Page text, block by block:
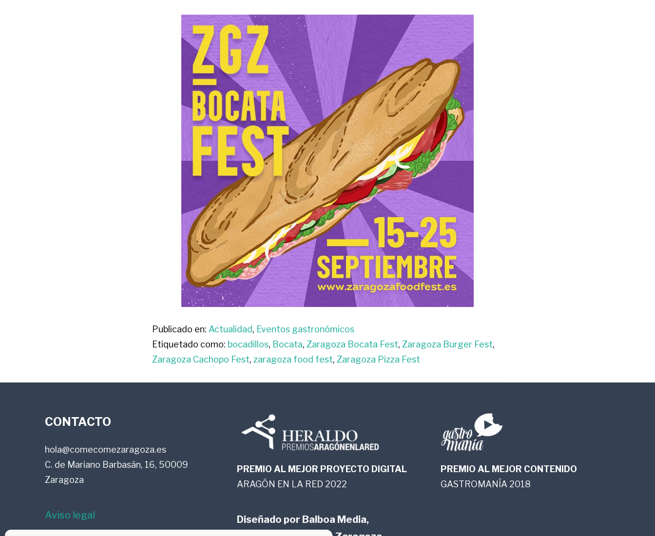
Publicado en: Actualidad, Eventos gastronómicos
Etiquetado como: bocadillos, Bocata, Zaragoza Bocata Fest, Zaragoza Burger Fest,
Zaragoza Cachopo Fest, zaragoza food fest, Zaragoza Pizza Fest
CONTACTO
hola@comecomezaragoza.es
C. de Mariano Barbasán, 16, 50009
Zaragoza
Aviso legal
PREMIO AL MEJOR PROYECTO DIGITAL
ARAGÓN EN LA RED 2022
Diseñado por Balboa Media,
PREMIO AL MEJOR CONTENIDO
GASTROMANÍA 2018